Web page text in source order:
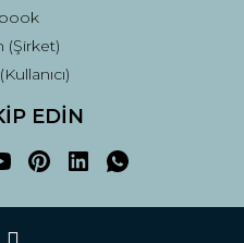
(Şirket)
EDİN